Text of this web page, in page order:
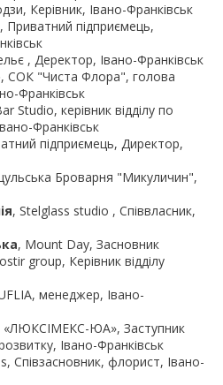
Керівник, Івано-Франківськ
, Приватний підприємець,
, Деректор, Івано-Франківськ
, СОК "Чиста Флора", голова
Франківськ
Studio, керівник відділу по
Франківськ
підприємець, Директор,
Броварня "Микуличин",
, Stelglass studio , Співвласник,
, Mount Day, Засновник
group, Керівник відділу
менеджер, Івано-
ЮА», Заступник
Івано-Франківськ
Співзасновник, флорист, Івано-